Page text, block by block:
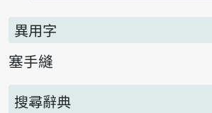
異用字
塞手縫
搜尋辭典